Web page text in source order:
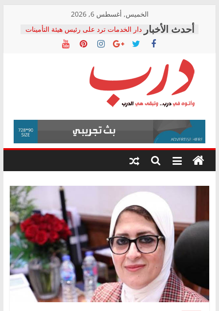
content
الخميس, أغسطس 6, 2026
دار الخدمات ترد على رئيس هيئة التأمينات
بعد مؤتمره الصحفي: إنكار الأزمة لا ينهي
معاناة أصحاب المعاشات.. ونطالب بكشف
فرحات سليمان يكتب: القطاع الصحي إلى
أين؟
حزب التحالف الشعبي يطلق لجنة “الحق
في الصحة” بالإسكندرية لرصد الانتهاكات
ودعم المرضى
الوزاري لمدينة الصحفيين.. وانتهاء أعمال
إنشاء المبنى الإداري
المجلس القومي لحقوق الإنسان يعلن
متابعة قضية الدكتور محمد زهران.. ويؤكد:
قرينة البراءة وضمانات المحاكمة العادلة
درب
وأتوه
درب..
وتبقى
هي